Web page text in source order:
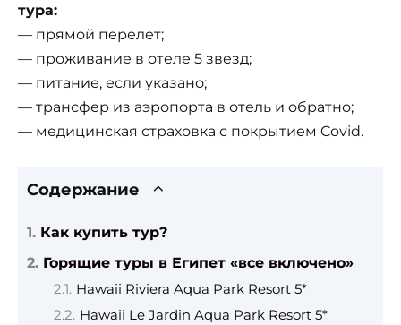
тура:
— прямой перелет;
— проживание в отеле 5 звезд;
— питание, если указано;
— трансфер из аэропорта в отель и обратно;
— медицинская страховка с покрытием Covid.
Содержание
Как купить тур?
Горящие туры в Египет «все включено»
Hawaii Riviera Aqua Park Resort 5*
Hawaii Le Jardin Aqua Park Resort 5*